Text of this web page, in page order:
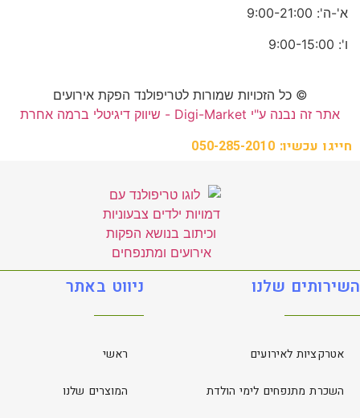
א'-ה': 9:00-21:00
ו': 9:00-15:00
© כל הזכויות שמורות לטריפולנד הפקת אירועים
אתר זה נבנה ע"י Digi-Market - שיווק דיגיטלי ברמה אחרת
חייגו עכשיו: 050-285-2010
השירותים שלנו
אטרקציות לאירועים
השכרת מתנפחים לימי הולדת
ניווט באתר
ראשי
המוצרים שלנו